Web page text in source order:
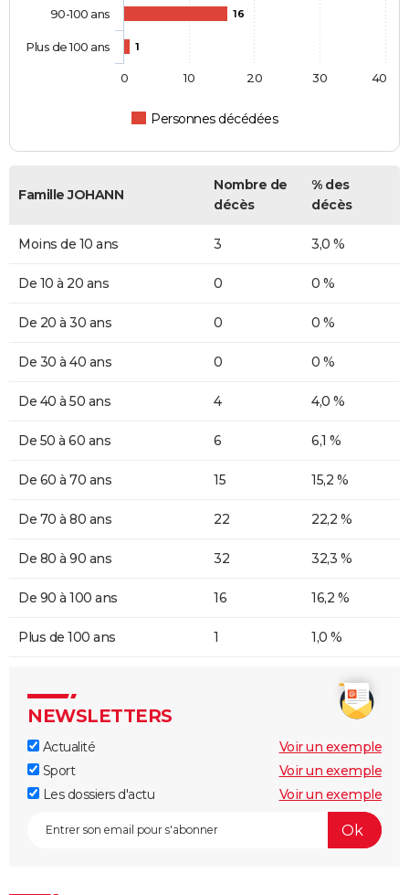
16
1
Personnes décédées
90-100 ans
Plus de 100 ans
0 10 20 30 40
Famille JOHANN
Nombre de
décès
% des
décès
Moins de 10 ans 3 3,0 %
De 10 à 20 ans 0 0 %
De 20 à 30 ans 0 0 %
De 30 à 40 ans 0 0 %
De 40 à 50 ans 4 4,0 %
De 50 à 60 ans 6 6,1 %
De 60 à 70 ans 15 15,2 %
De 70 à 80 ans 22 22,2 %
De 80 à 90 ans 32 32,3 %
De 90 à 100 ans 16 16,2 %
Plus de 100 ans 1 1,0 %
NEWSLETTERS
Actualité
Voir un exemple
Sport
Voir un exemple
Les dossiers d'actu
Voir un exemple